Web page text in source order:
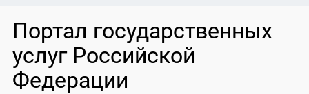
Портал государственных
услуг Российской
Федерации